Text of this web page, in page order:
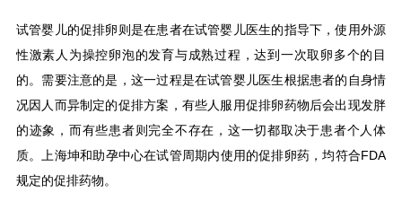
试管婴儿的促排卵则是在患者在试管婴儿医生的指导下，使用外源
性激素人为操控卵泡的发育与成熟过程，达到一次取卵多个的目
的。需要注意的是，这一过程是在试管婴儿医生根据患者的自身情
况因人而异制定的促排方案，有些人服用促排卵药物后会出现发胖
的迹象，而有些患者则完全不存在，这一切都取决于患者个人体
质。上海坤和助孕中心在试管周期内使用的促排卵药，均符合FDA
规定的促排药物。